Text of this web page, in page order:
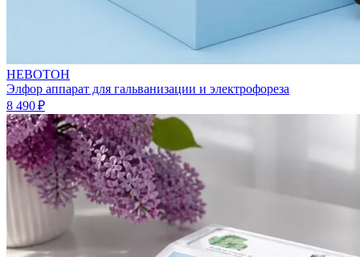
НЕВОТОН
Элфор аппарат для гальванизации и электрофореза
8 490 ₽